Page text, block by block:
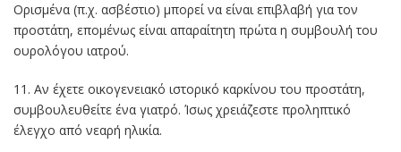
Ορισμένα (π.χ. ασβέστιο) μπορεί να είναι επιβλαβή για τον
προστάτη, επομένως είναι απαραίτητη πρώτα η συμβουλή του
ουρολόγου ιατρού.
11. Αν έχετε οικογενειακό ιστορικό καρκίνου του προστάτη,
συμβουλευθείτε ένα γιατρό. Ίσως χρειάζεστε προληπτικό
έλεγχο από νεαρή ηλικία.